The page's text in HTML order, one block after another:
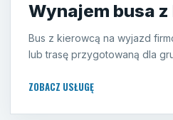
Wynajem busa
Bus z kierowcą na wyjazd
lub trasę przygotowaną dla
ZOBACZ USŁUGĘ